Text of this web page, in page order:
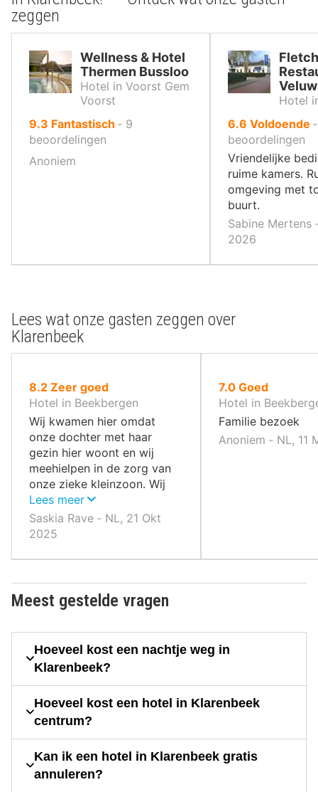
zeggen
Wellness & Hotel
Thermen Bussloo
Hotel in Voorst Gem
Voorst
9.3 uit
10
Fantastisch ‐ 9
beoordelingen
Anoniem
Hotel
6.6 uit
10
,
Voldoende
beoordelingen
Vriendelijke
ruime kamers.
omgeving met
buurt.
Sabine Mertens
2026
Lees wat onze gasten zeggen over
Klarenbeek
8.2 uit
10
,
Zeer goed
Hotel in Beekbergen
Wij kwamen hier omdat
onze dochter met haar
gezin hier woont en wij
meehielpen in de zorg van
onze zieke kleinzoon. Wij
komen zelf uit Assen.
Lees meer
Saskia Rave ‐ NL, 21 Okt
2025
7.0uit
10
,
Goed
Hotel in
Familie bezoek
Anoniem ‐ NL, 11
Meest gestelde vragen
Hoeveel kost een nachtje weg in
Klarenbeek?
Hoeveel kost een hotel in Klarenbeek
centrum?
Kan ik een hotel in Klarenbeek gratis
annuleren?